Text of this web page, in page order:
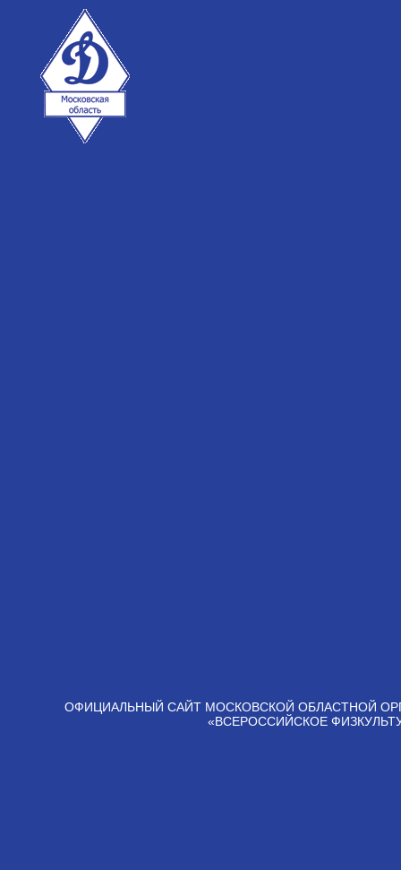
ОФИЦИАЛЬНЫЙ САЙТ МОСКОВСКОЙ ОБЛАСТНОЙ
«ВСЕРОССИЙСКОЕ